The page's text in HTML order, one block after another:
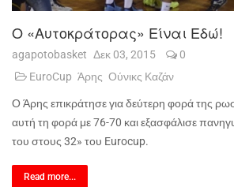
Ο «Αυτοκράτορας» Είναι Εδώ!
agapotobasket Δεκ 03, 2015
0
EuroCup Άρης Ούνικς Καζάν
Ο Άρης επικράτησε για δεύτερη φορά της
αυτή τη φορά με 76-70 και εξασφάλισε
του στους 32» του Eurocup.
Read more...